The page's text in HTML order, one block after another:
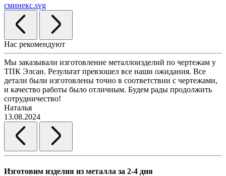
сминекс.svg
Нас рекомендуют
Мы заказывали изготовление металлоизделий по чертежам у
ТПК Элсан. Результат превзошел все наши ожидания. Все
детали были изготовлены точно в соответствии с чертежами,
и качество работы было отличным. Будем рады продолжить
сотрудничество!
Наталья
13.08.2024
Изготовим изделия из металла за 2-4 дня